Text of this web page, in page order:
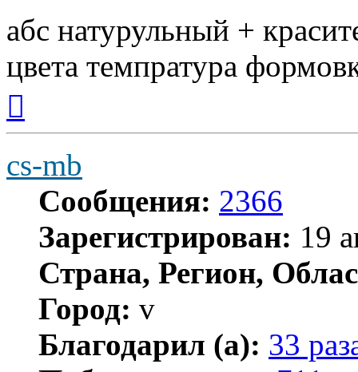
абс натурульный +
цвета темпратура
началу
cs-mb
Сообщения: 2366
Зарегистрирован: 19
Страна, Регион,
Город: v
Благодарил (а): 33